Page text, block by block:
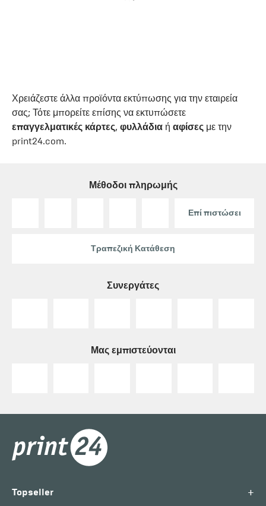
Χρειάζεστε άλλα προϊόντα εκτύπωσης για την εταιρεία
σας; Τότε μπορείτε επίσης να εκτυπώσετε
επαγγελματικές κάρτες, φυλλάδια ή αφίσες με την
print24.com.
Μέθοδοι πληρωμής
Επί πιστώσει
Τραπεζική Κατάθεση
Συνεργάτες
Μας εμπιστεύονται
Topseller +